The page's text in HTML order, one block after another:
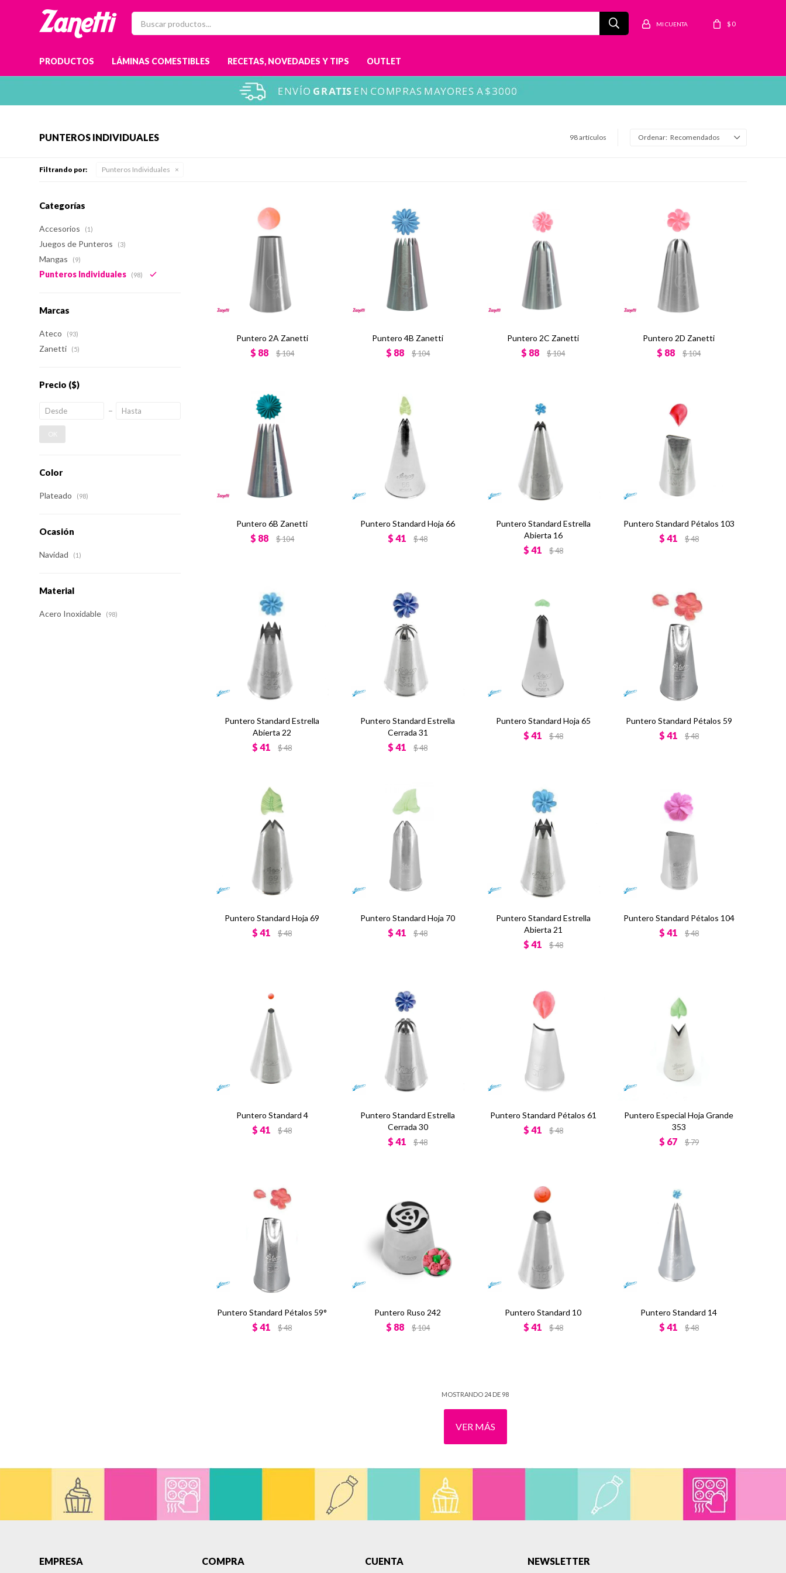
PRODUCTOS LÁMINAS COMESTIBLES RECETAS, NOVEDADES Y TIPS OUTLET
$ 0
PUNTEROS INDIVIDUALES 98 artículos Recomendados
Filtrando por: Punteros Individuales
Puntero 2A Zanetti
$ 88 $104
Puntero 4B Zanetti
$ 88 $104
Puntero 2C Zanetti
$ 88 $104
Puntero 2D Zanetti
$ 88 $104
Puntero 6B Zanetti
$ 88 $104
Puntero Standard Hoja 66
$ 41 $48
Puntero Standard Estrella
Abierta 16
$ 41 $48
Puntero Standard Pétalos 103
$ 41 $48
Puntero Standard Estrella
Abierta 22
$ 41 $48
Puntero Standard Estrella
Cerrada 31
$ 41 $48
Puntero Standard Hoja 65
$ 41 $48
Puntero Standard Pétalos 59
$ 41 $48
Puntero Standard Hoja 69
$ 41 $48
Puntero Standard Hoja 70
$ 41 $48
Puntero Standard Estrella
Abierta 21
$ 41 $48
Puntero Standard Pétalos 104
$ 41 $48
Puntero Standard 4
$ 41 $48
Puntero Standard Estrella
Cerrada 30
$ 41 $48
Puntero Standard Pétalos 61
$ 41 $48
Puntero Especial Hoja Grande
353
$ 67 $79
Puntero Standard Pétalos 59°
$ 41 $48
Puntero Ruso 242
$ 88 $104
Puntero Standard 10
$ 41 $48
Puntero Standard 14
$ 41 $48
MOSTRANDO 24 DE 98
VER MÁS
Categorías
Accesorios (1)
Juegos de Punteros (3)
Mangas (9)
Punteros Individuales (98)
Marcas
Ateco (93)
Zanetti (5)
Precio ($)
OK
Color
Plateado (98)
Ocasión
Navidad (1)
Material
Acero Inoxidable (98)
EMPRESA COMPRA CUENTA NEWSLETTER